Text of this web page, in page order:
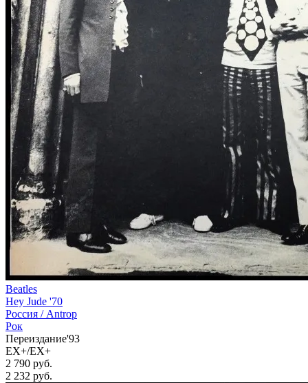
Beatles
Hey Jude '70
Россия / Antrop
Рок
Переиздание'93
EX+/EX+
2 790 руб.
2 232 руб.